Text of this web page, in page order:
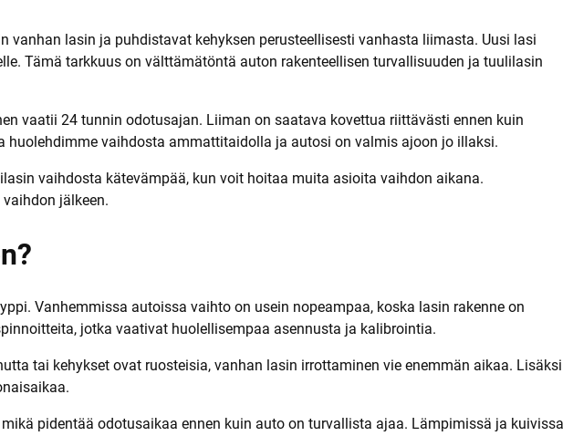
lasin ja puhdistavat kehyksen perusteellisesti vanhasta liimasta. Uusi lasi
Tämä tarkkuus on välttämätöntä auton rakenteellisen turvallisuuden ja tuulilasin
vaatii 24 tunnin odotusajan. Liiman on saatava kovettua riittävästi ennen kuin
huolehdimme vaihdosta ammattitaidolla ja autosi on valmis ajoon jo illaksi.
vaihdosta kätevämpää, kun voit hoitaa muita asioita vaihdon aikana.
jälkeen.
Vanhemmissa autoissa vaihto on usein nopeampaa, koska lasin rakenne on
jotka vaativat huolellisempaa asennusta ja kalibrointia.
tai kehykset ovat ruosteisia, vanhan lasin irrottaminen vie enemmän aikaa. Lisäksi
pidentää odotusaikaa ennen kuin auto on turvallista ajaa. Lämpimissä ja kuivissa